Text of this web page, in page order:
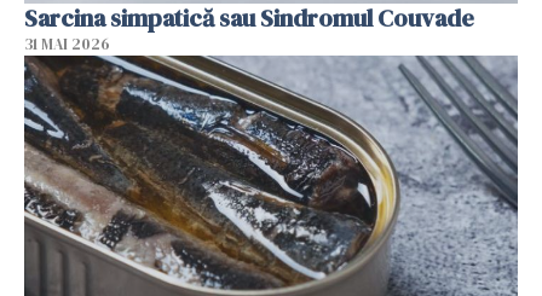
Sarcina simpatică sau Sindromul Couvade
31 MAI 2026